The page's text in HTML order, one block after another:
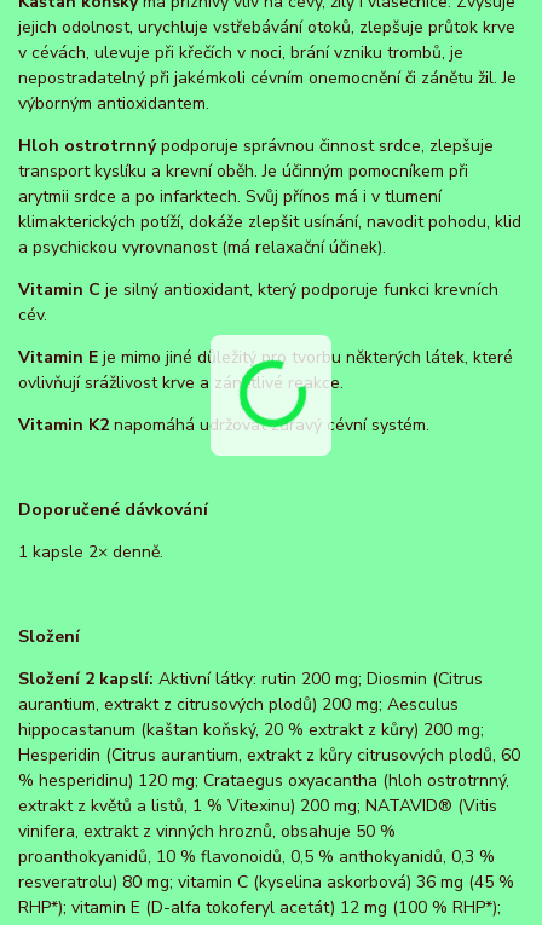
jejich odolnost, urychluje vstřebávání otoků, zlepšuje průtok krve
v cévách, ulevuje při křečích v noci, brání vzniku trombů, je
nepostradatelný při jakémkoli cévním onemocnění či zánětu žil. Je
výborným antioxidantem.
Hloh ostrotrnnýpodporuje správnou činnost srdce, zlepšuje
transport kyslíku a krevní oběh. Je účinným pomocníkem při
arytmii srdce a po infarktech. Svůj přínos má i v tlumení
klimakterických potíží, dokáže zlepšit usínání, navodit pohodu, klid
a psychickou vyrovnanost (má relaxační účinek).
Vitamin C je silný antioxidant, který podporuje funkci krevních
cév.
Vitamin E je mimo jiné důležitý pro tvorbu některých látek, které
ovlivňují srážlivost krve a zánětlivé reakce.
Vitamin K2 napomáhá udržovat zdravý cévní systém.
Doporučené dávkování
1 kapsle 2× denně.
Složení
Složení 2 kapslí: Aktivní látky: rutin 200 mg; Diosmin (Citrus
aurantium, extrakt z citrusových plodů) 200 mg; Aesculus
hippocastanum (kaštan koňský, 20 % extrakt z kůry) 200 mg;
Hesperidin (Citrus aurantium, extrakt z kůry citrusových plodů, 60
% hesperidinu) 120 mg; Crataegus oxyacantha (hloh ostrotrnný,
extrakt z květů a listů, 1 % Vitexinu) 200 mg; NATAVID® (Vitis
vinifera, extrakt z vinných hroznů, obsahuje 50 %
proanthokyanidů, 10 % flavonoidů, 0,5 % anthokyanidů, 0,3 %
resveratrolu) 80 mg; vitamin C (kyselina askorbová) 36 mg (45 %
RHP*); vitamin E (D-alfa tokoferyl acetát) 12 mg (100 % RHP*);